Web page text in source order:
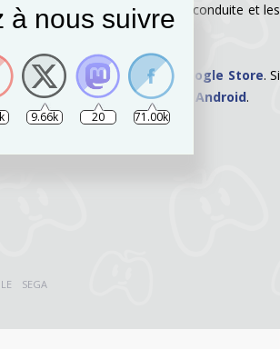
Oubliez donc le jeu de conduite et les
page Appstoreou la pageGoogle Store. Si
sur iOSet ici pour les appareils Android.
SEGA
à nous suivre
9.66k 20 71.00k